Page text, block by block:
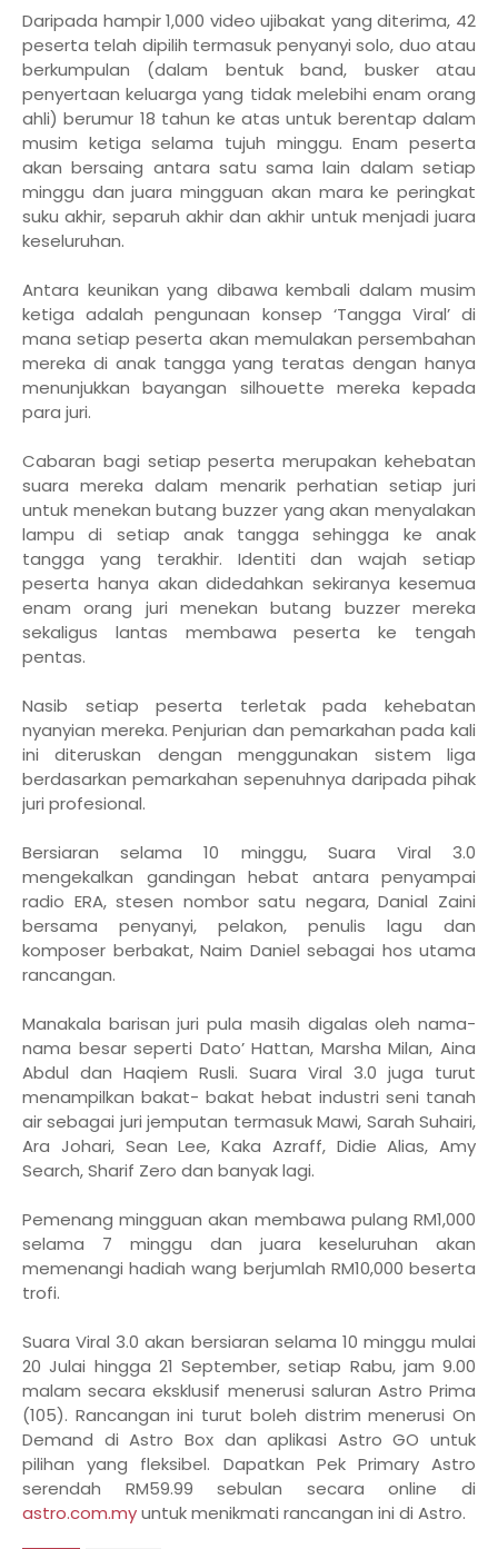
Daripada hampir 1,000 video ujibakat yang diterima, 42
peserta telah dipilih termasuk penyanyi solo, duo atau
berkumpulan (dalam bentuk band, busker atau
penyertaan keluarga yang tidak melebihi enam orang
ahli) berumur 18 tahun ke atas untuk berentap dalam
musim ketiga selama tujuh minggu. Enam peserta
akan bersaing antara satu sama lain dalam setiap
minggu dan juara mingguan akan mara ke peringkat
suku akhir, separuh akhir dan akhir untuk menjadi juara
keseluruhan.
Antara keunikan yang dibawa kembali dalam musim
ketiga adalah pengunaan konsep ‘Tangga Viral’ di
mana setiap peserta akan memulakan persembahan
mereka di anak tangga yang teratas dengan hanya
menunjukkan bayangan silhouette mereka kepada
para juri.
Cabaran bagi setiap peserta merupakan kehebatan
suara mereka dalam menarik perhatian setiap juri
untuk menekan butang buzzer yang akan menyalakan
lampu di setiap anak tangga sehingga ke anak
tangga yang terakhir. Identiti dan wajah setiap
peserta hanya akan didedahkan sekiranya kesemua
enam orang juri menekan butang buzzer mereka
sekaligus lantas membawa peserta ke tengah
pentas.
Nasib setiap peserta terletak pada kehebatan
nyanyian mereka. Penjurian dan pemarkahan pada kali
ini diteruskan dengan menggunakan sistem liga
berdasarkan pemarkahan sepenuhnya daripada pihak
juri profesional.
Bersiaran selama 10 minggu, Suara Viral 3.0
mengekalkan gandingan hebat antara penyampai
radio ERA, stesen nombor satu negara, Danial Zaini
bersama penyanyi, pelakon, penulis lagu dan
komposer berbakat, Naim Daniel sebagai hos utama
rancangan.
Manakala barisan juri pula masih digalas oleh nama-
nama besar seperti Dato’ Hattan, Marsha Milan, Aina
Abdul dan Haqiem Rusli. Suara Viral 3.0 juga turut
menampilkan bakat- bakat hebat industri seni tanah
air sebagai juri jemputan termasuk Mawi, Sarah Suhairi,
Ara Johari, Sean Lee, Kaka Azraff, Didie Alias, Amy
Search, Sharif Zero dan banyak lagi.
Pemenang mingguan akan membawa pulang RM1,000
selama 7 minggu dan juara keseluruhan akan
memenangi hadiah wang berjumlah RM10,000 beserta
trofi.
Suara Viral 3.0 akan bersiaran selama 10 minggu mulai
20 Julai hingga 21 September, setiap Rabu, jam 9.00
malam secara eksklusif menerusi saluran Astro Prima
(105). Rancangan ini turut boleh distrim menerusi On
Demand di Astro Box dan aplikasi Astro GO untuk
pilihan yang fleksibel. Dapatkan Pek Primary Astro
serendah RM59.99 sebulan secara online di
astro.com.myuntuk menikmati rancangan ini di Astro.